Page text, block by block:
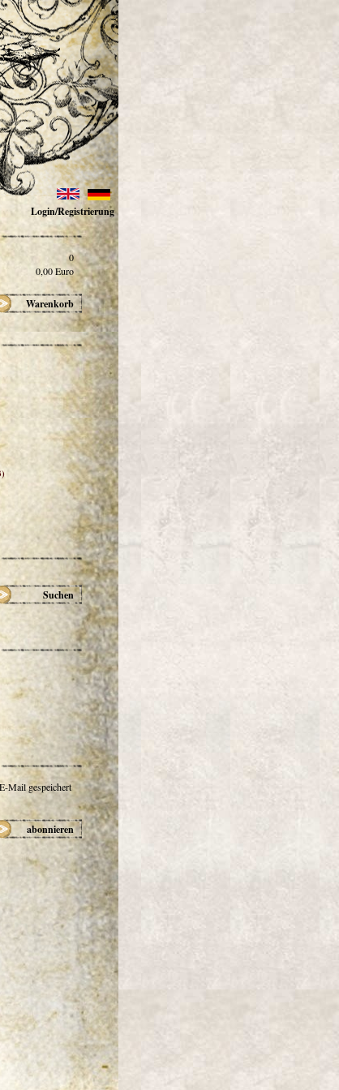
Login/Registrierung
0
0,00Euro
Warenkorb
Suchen
Mail gespeichert
abonnieren